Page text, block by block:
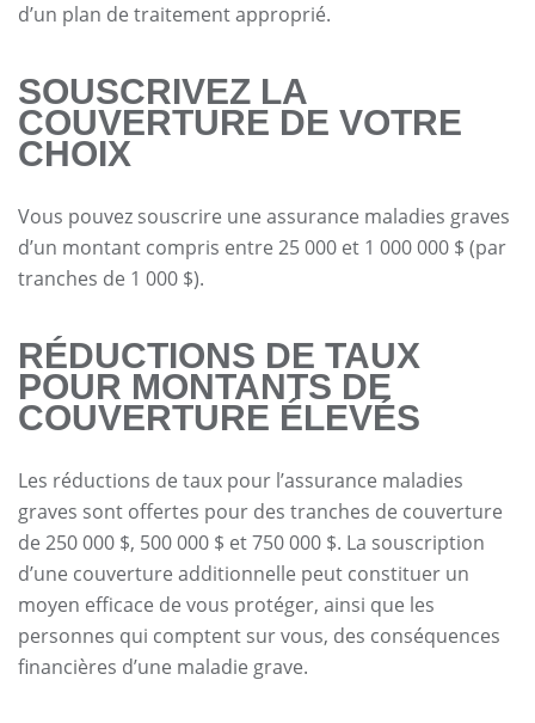
d’un plan de traitement approprié.
SOUSCRIVEZ LA
COUVERTURE DE VOTRE
CHOIX
Vous pouvez souscrire une assurance maladies graves
d’un montant compris entre 25 000 et 1 000 000 $ (par
tranches de 1 000 $).
RÉDUCTIONS DE TAUX
POUR MONTANTS DE
COUVERTURE ÉLEVÉS
Les réductions de taux pour l’assurance maladies
graves sont offertes pour des tranches de couverture
de 250 000 $, 500 000 $ et 750 000 $. La souscription
d’une couverture additionnelle peut constituer un
moyen efficace de vous protéger, ainsi que les
personnes qui comptent sur vous, des conséquences
financières d’une maladie grave.